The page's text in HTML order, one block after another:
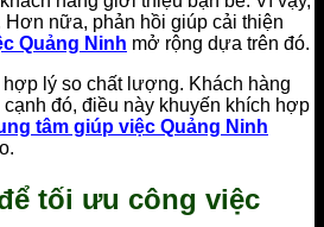
nữa, phản hồi giúp cải thiện
Quảng Ninh mở rộng dựa trên đó.
lý so chất lượng. Khách hàng
đó, điều này khuyến khích hợp
tâm giúp việc Quảng Ninh
tối ưu công việc